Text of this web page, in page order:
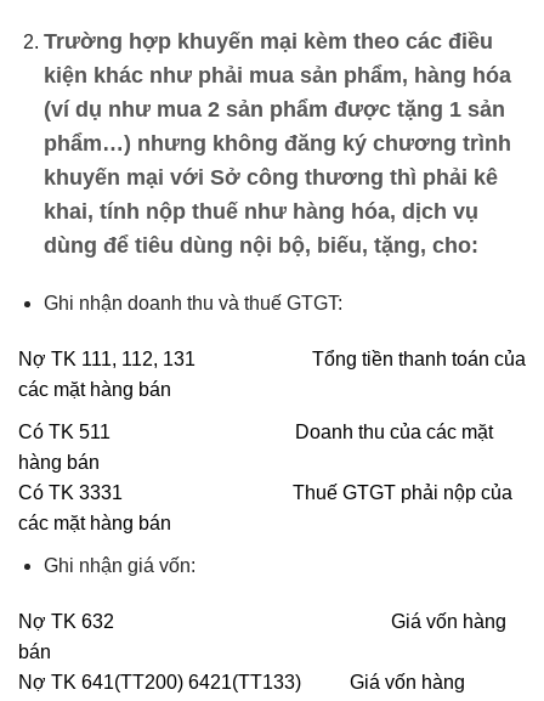
Trường hợp khuyến mại kèm theo các điều
kiện khác như phải mua sản phẩm, hàng hóa
(ví dụ như mua 2 sản phẩm được tặng 1 sản
phẩm…) nhưng không đăng ký chương trình
khuyến mại với Sở công thương thì phải kê
khai, tính nộp thuế như hàng hóa, dịch vụ
dùng để tiêu dùng nội bộ, biếu, tặng, cho:
Ghi nhận doanh thu và thuế GTGT:
Nợ TK 111, 112, 131 Tổng tiền thanh toán của
các mặt hàng bán
Có TK 511 Doanh thu của các mặt
hàng bán
Có TK 3331 Thuế GTGT phải nộp của
các mặt hàng bán
Ghi nhận giá vốn:
Nợ TK 632 Giá vốn hàng
bán
Nợ TK 641(TT200) 6421(TT133) Giá vốn hàng